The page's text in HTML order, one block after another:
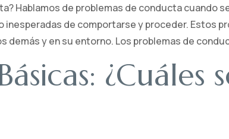
Hablamos de problemas de conducta
inesperadas de comportarse y proceder. Estos
demás y en su entorno. Los problemas de